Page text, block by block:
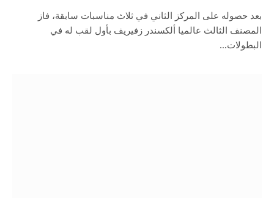
بعد حصوله على المركز الثاني في ثلاث مناسبات سابقة، فاز
المصنف الثالث عالميا ألكسندر زفيريف بأول لقب له في
البطولات…